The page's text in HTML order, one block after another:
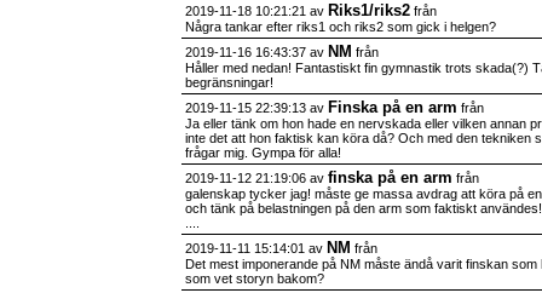
2019-11-18 10:21:21 av Riks1/riks2 från
Några tankar efter riks1 och riks2 som gick i helgen?
2019-11-16 16:43:37 av NM från
Håller med nedan! Fantastiskt fin gymnastik trots skada(?)
begränsningar!
2019-11-15 22:39:13 av Finska på en arm från
Ja eller tänk om hon hade en nervskada eller vilken annan
inte det att hon faktisk kan köra då? Och med den tekniken
frågar mig. Gympa för alla!
2019-11-12 21:19:06 av finska på en arm från
galenskap tycker jag! måste ge massa avdrag att köra på
och tänk på belastningen på den arm som faktiskt
2019-11-11 15:14:01 av NM från
Det mest imponerande på NM måste ändå varit finskan
som vet storyn bakom?